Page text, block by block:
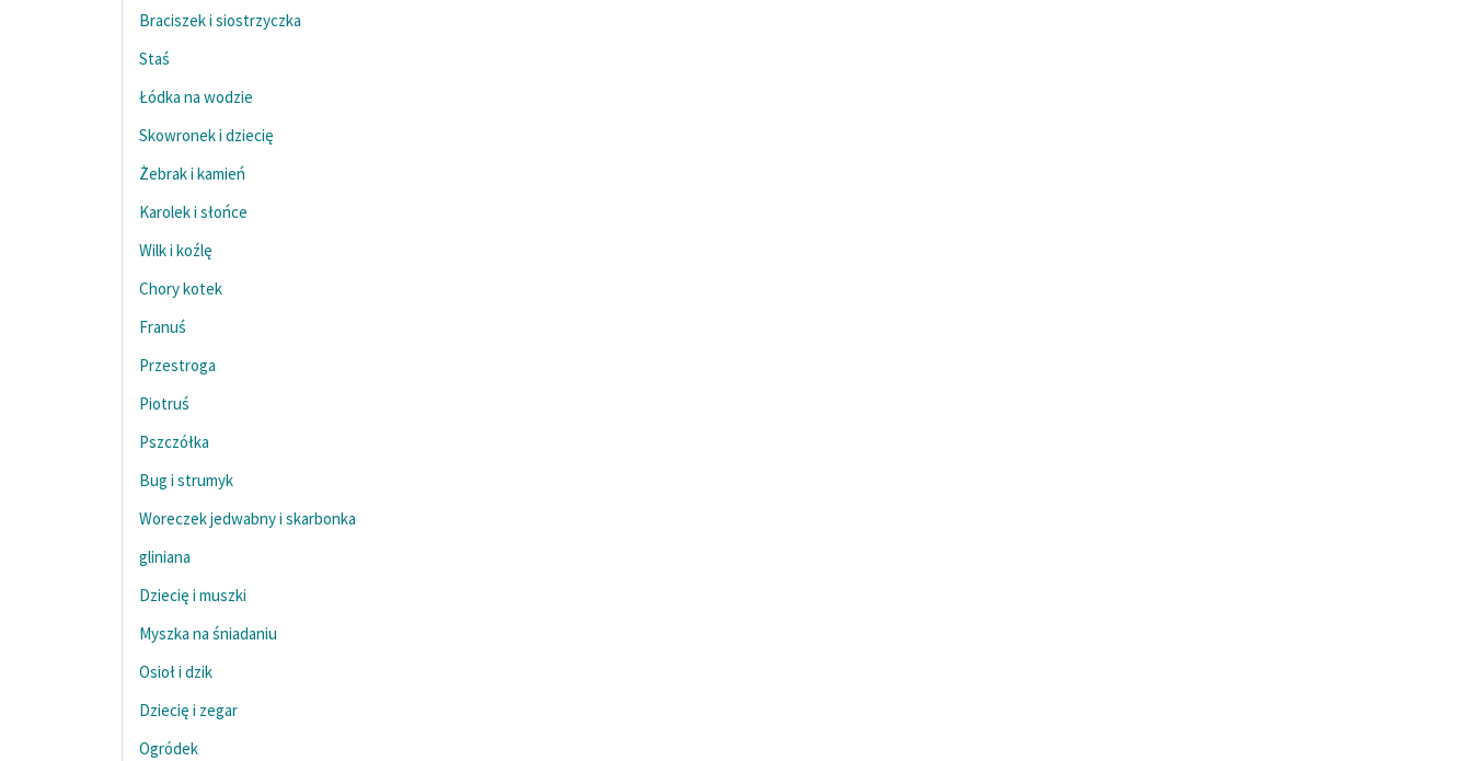
Braciszek i siostrzyczka
Staś
Łódka na wodzie
Skowronek i dziecię
Żebrak i kamień
Karolek i słońce
Wilk i koźlę
Chory kotek
Franuś
Przestroga
Piotruś
Pszczółka
Bug i strumyk
Woreczek jedwabny i skarbonka
gliniana
Dziecię i muszki
Myszka na śniadaniu
Osioł i dzik
Dziecię i zegar
Ogródek